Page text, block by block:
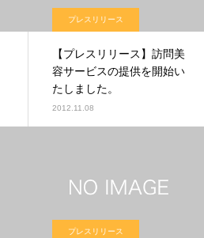
プレスリリース
【プレスリリース】訪問美
容サービスの提供を開始い
たしました。
2012.11.08
プレスリリース